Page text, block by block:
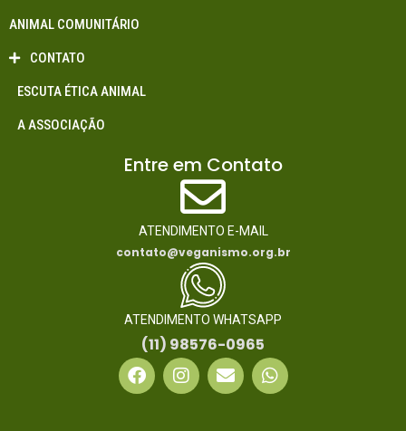
ANIMAL COMUNITÁRIO
CONTATO
ESCUTA ÉTICA ANIMAL
A ASSOCIAÇÃO
Entre em Contato
ATENDIMENTO E-MAIL
contato@veganismo.org.br
ATENDIMENTO WHATSAPP
(11) 98576-0965
F
a
I
n
E
n
W
h